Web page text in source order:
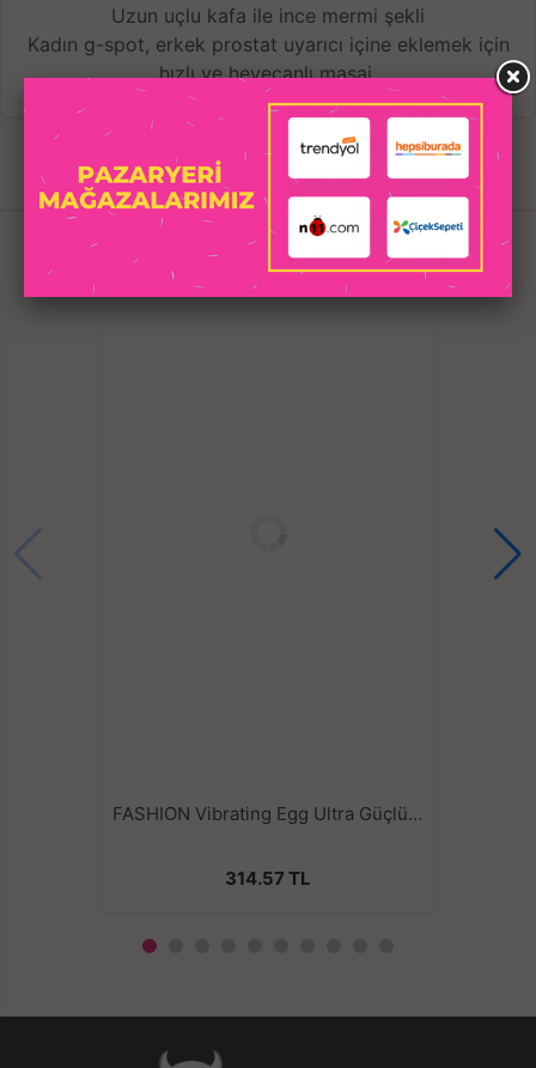
Uzun uçlu kafa ile ince mermi şekli
Kadın g-spot, erkek prostat uyarıcı içine eklemek için
hızlı ve heyecanlı masaj.
Vulva hassas bölgelere titreşim masajı, vajina, klitoris
ve anüs aynı anda teşvik.
IPX7 teknolojisi 100% su geçirmez tasarım; jakuzi,
havuz vb. için güvenli kullanım.
Düşük gürültü ve sessiz tasarım.
Bir basın düğmesi alt, rahat ve kullanımı kolay
Güvenlik çevre koruma ve tıbbi ABS malzeme
Depolama ve taşıma için cep boyutu ve taşınabilir
İLGILI
ÜRÜNLER
FASHION Vibrating Egg Ultra Güçlü Kademeli Titreşimli Orgazm Topu
314.57 TL